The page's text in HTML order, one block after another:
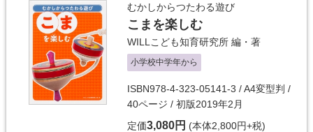
むかしからつたわる遊び
こまを楽しむ
WILLこども知育研究所 編・著
小学校中学年から
ISBN978-4-323-05141-3 / A4変型判 /
40ページ / 初版2019年2月
定価3,080円 (本体2,800円+税)